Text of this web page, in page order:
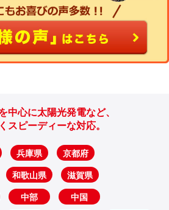
中心に太陽光発電など、
スピーディーな対応。
兵庫県 京都府
和歌山県 滋賀県
中部 中国